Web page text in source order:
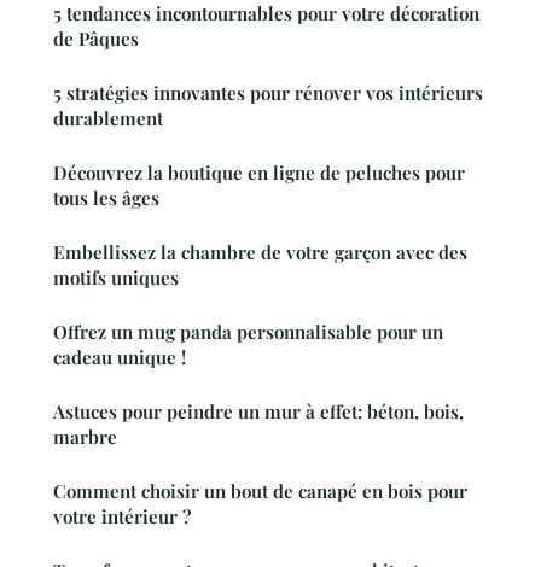
5 tendances incontournables pour votre décoration
de Pâques
5 stratégies innovantes pour rénover vos intérieurs
durablement
Découvrez la boutique en ligne de peluches pour
tous les âges
Embellissez la chambre de votre garçon avec des
motifs uniques
Offrez un mug panda personnalisable pour un
cadeau unique !
Astuces pour peindre un mur à effet: béton, bois,
marbre
Comment choisir un bout de canapé en bois pour
votre intérieur ?